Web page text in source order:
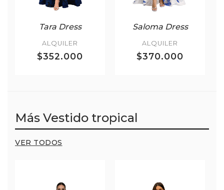
Tara Dress
ALQUILER
$352.000
Saloma Dress
ALQUILER
$370.000
Más Vestido tropical
VER TODOS